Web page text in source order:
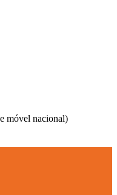
móvel nacional)